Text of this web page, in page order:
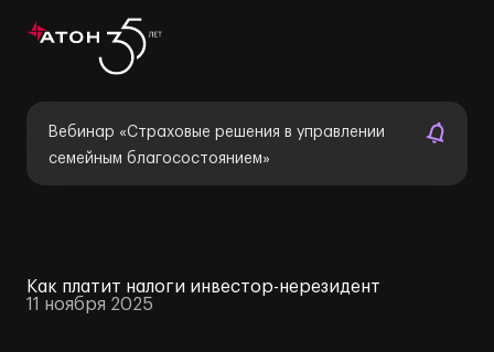
Вебинар «Страховые решения в управлении
семейным благосостоянием»
Как платит налоги инвестор-нерезидент
11 ноября 2025